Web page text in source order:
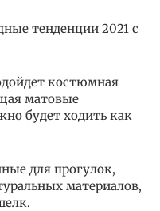
тенденции 2021 с
костюмная
матовые
будет ходить как
для прогулок,
материалов,